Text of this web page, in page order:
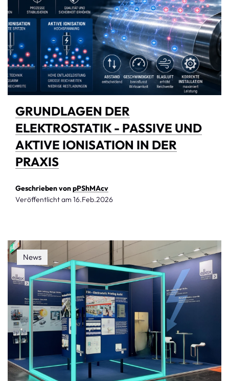
GRUNDLAGEN DER
ELEKTROSTATIK - PASSIVE UND
AKTIVE IONISATION IN DER
PRAXIS
Geschrieben vonpPShMAcv
Veröffentlicht am 16.Feb.2026
News